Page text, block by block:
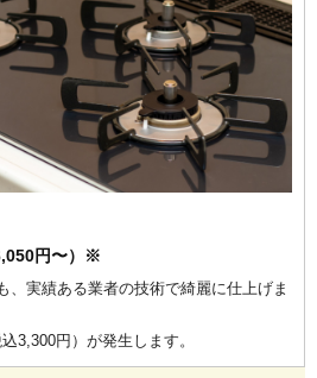
円〜）※
、実績ある業者の技術で綺麗に仕上げま
3,300円）が発生します。